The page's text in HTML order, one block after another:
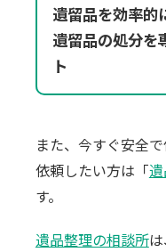
遺留品を効率的
遺留品の処分を
ト
また、今すぐ安全
依頼したい方は「
す。
遺品整理の相談所